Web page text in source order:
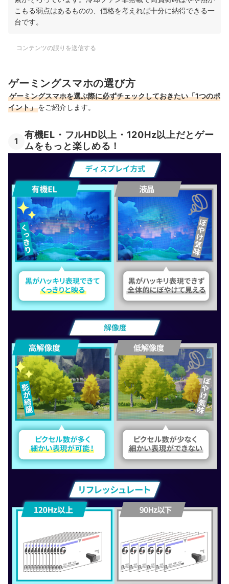
こもる弱点はあるものの、価格を考えれば十分に納得できる一
台です。
コンテンツの誤りを送信する
ゲーミングスマホの選び方
ゲーミングスマホを選ぶ際に必ずチェックしておきたい「1つのポ
イント」をご紹介します。
1
有機EL・フルHD以上・120Hz以上だとゲー
ムをもっと楽しめる！